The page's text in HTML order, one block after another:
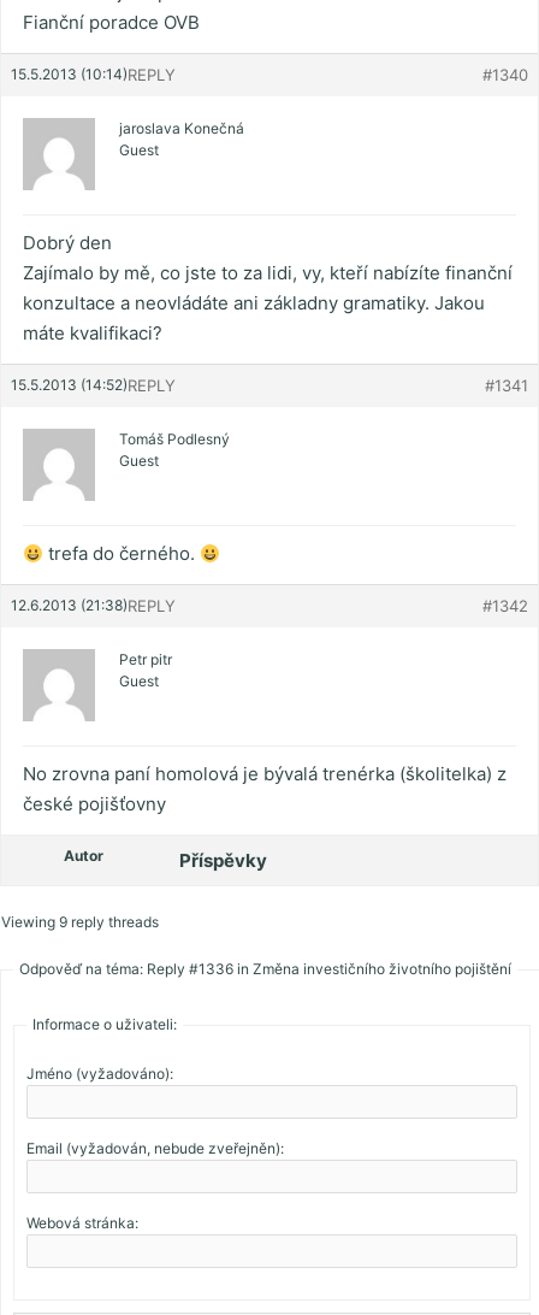
Fianční poradce OVB
15.5.2013 (10:14) #1340
REPLY
jaroslava Konečná
Guest
Dobrý den
Zajímalo by mě, co jste to za lidi, vy, kteří nabízíte finanční
konzultace a neovládáte ani základny gramatiky. Jakou
máte kvalifikaci?
15.5.2013 (14:52) #1341
REPLY
Tomáš Podlesný
Guest
trefa do černého.
12.6.2013 (21:38) #1342
REPLY
Petr pitr
Guest
No zrovna paní homolová je bývalá trenérka (školitelka) z
české pojišťovny
Autor Příspěvky
Viewing 9 reply threads
Odpověď na téma: Reply #1336 in Změna investičního životního pojištění
Informace o uživateli:
Jméno (vyžadováno):
Email (vyžadován, nebude zveřejněn):
Webová stránka: